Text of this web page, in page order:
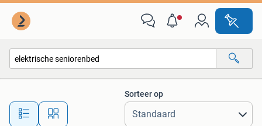
Alle afstanden…
Sorteer op